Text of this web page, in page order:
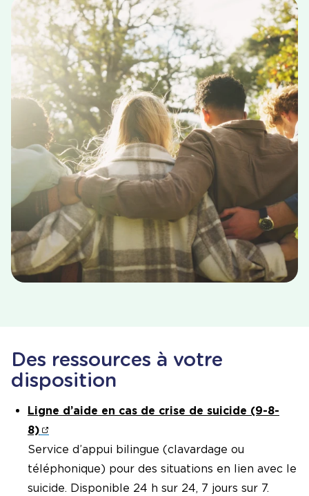
Des ressources à votre
disposition
Ligne d’aide en cas de crise de suicide (9-8-
8)
Service d’appui bilingue (clavardage ou
téléphonique) pour des situations en lien avec le
suicide. Disponible 24 h sur 24, 7 jours sur 7.